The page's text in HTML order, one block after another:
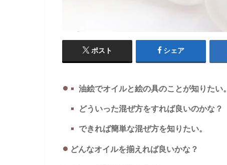
ポスト シェア
油絵でオイルと絵の具のことが知りたい。
どういった混ぜ方をすれば良いのかな？
できれば簡単な混ぜ方を知りたい。
どんなオイルを揃えれば良いかな？